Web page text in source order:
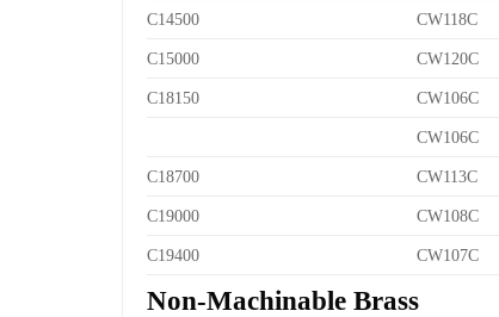
C14500 CW118C
C15000 CW120C
C18150 CW106C
CW106C
C18700 CW113C
C19000 CW108C
C19400 CW107C
Non-Machinable Brass